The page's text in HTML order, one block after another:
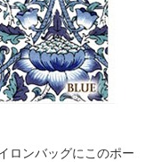
ロンバッグにこのポー